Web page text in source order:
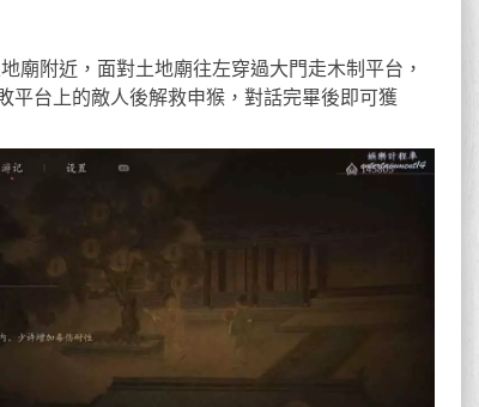
廟附近，面對土地廟往左穿過大門走木制平台，
平台上的敵人後解救申猴，對話完畢後即可獲